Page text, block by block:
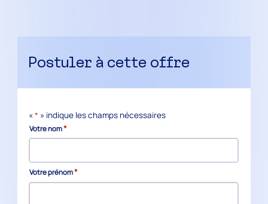
Postuler à cette offre
«* » indique les champs nécessaires
Votre nom*
Votre prénom*